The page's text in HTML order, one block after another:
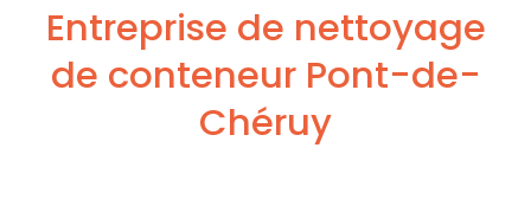
Entreprise de nettoyage
de conteneur Pont-de-
Chéruy